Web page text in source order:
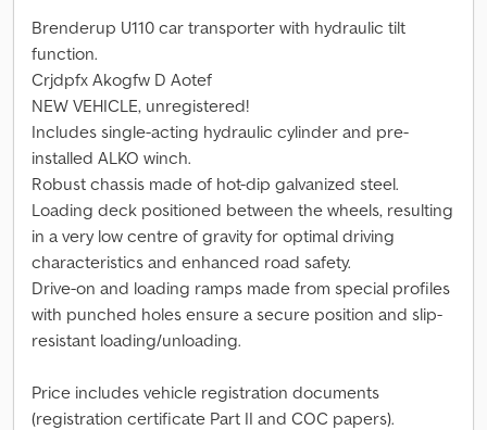
Brenderup U110 car transporter with hydraulic tilt
function.
Crjdpfx Akogfw D Aotef
NEW VEHICLE, unregistered!
Includes single-acting hydraulic cylinder and pre-
installed ALKO winch.
Robust chassis made of hot-dip galvanized steel.
Loading deck positioned between the wheels, resulting
in a very low centre of gravity for optimal driving
characteristics and enhanced road safety.
Drive-on and loading ramps made from special profiles
with punched holes ensure a secure position and slip-
resistant loading/unloading.
Price includes vehicle registration documents
(registration certificate Part II and COC papers).